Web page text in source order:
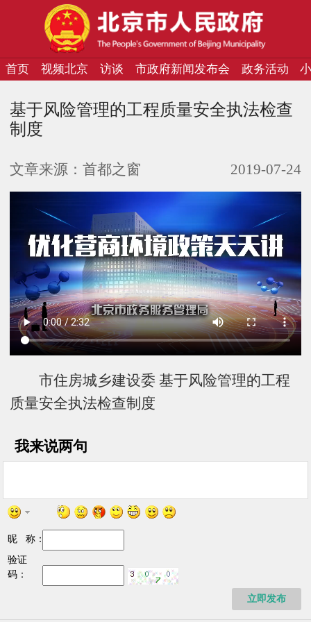
首页 视频北京 访谈 市政府新闻发布会 政务活动
基于风险管理的工程质量安全执法检查
制度
文章来源： 首都之窗 2019-07-24
市住房城乡建设委 基于风险管理的工程
质量安全执法检查制度
我来说两句
昵 称：
验证
码：
立即发布